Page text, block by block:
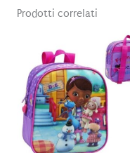
Prodotti correlati